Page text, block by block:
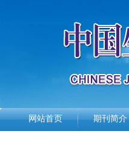
网站首页 期刊简介